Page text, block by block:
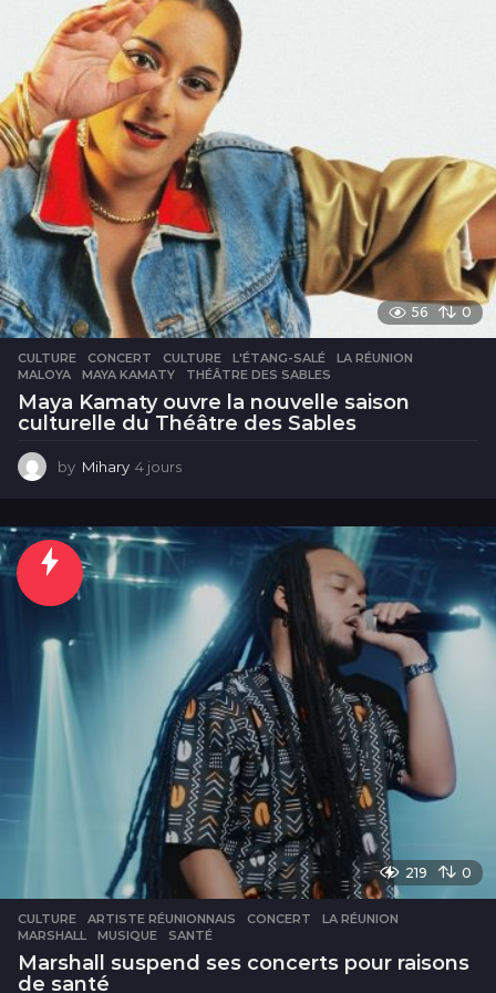
s
56 0
CULTURE CONCERT ,CULTURE ,L'ÉTANG-SALÉ ,LA RÉUNION
MALOYA
,MAYA KAMATY ,THÉÂTRE DES SABLES
Maya Kamaty ouvre la nouvelle saison
culturelle du Théâtre des Sables
by Mihary 4 jours
u
r
s
219 0
CULTURE ARTISTE RÉUNIONNAIS ,CONCERT ,LA RÉUNION
MARSHALL
,MUSIQUE ,SANTÉ
Marshall suspend ses concerts pour raisons
de santé